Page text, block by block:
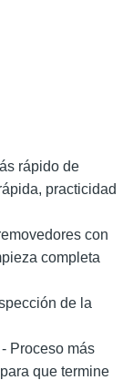
rápido de
practicidad
con
completa
de la
- Proceso más
que termine